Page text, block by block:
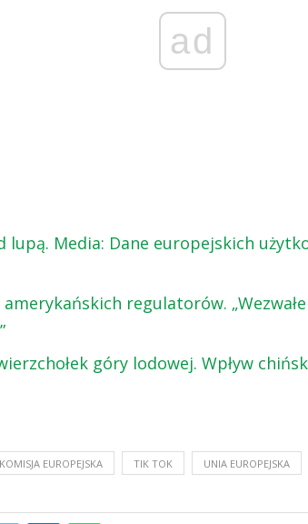
ad
lupą. Media: Dane europejskich
regulatorów.
góry lodowej. Wpływ
KOMISJA EUROPEJSKA TIK TOK UNIA EUROPEJSKA